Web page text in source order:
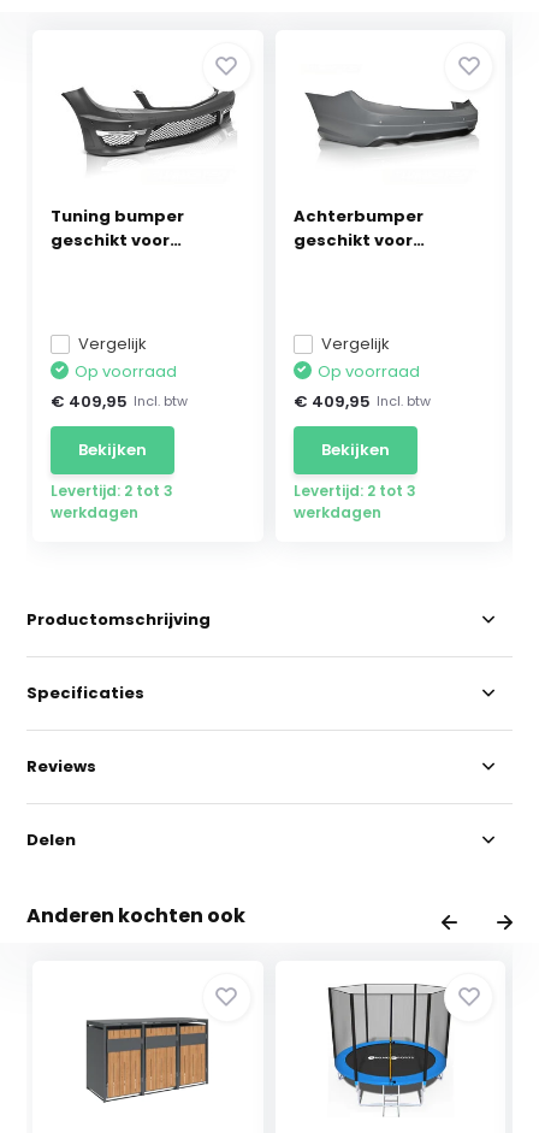
Tuning bumper
geschikt voor
Vergelijk
Op voorraad
€ 409,95 Incl. btw
Bekijken
Levertijd: 2 tot 3
werkdagen
Achterbumper
geschikt voor
Vergelijk
Op voorraad
€ 409,95 Incl. btw
Bekijken
Levertijd: 2 tot 3
werkdagen
Productomschrijving
Specificaties
Reviews
Delen
Anderen kochten ook